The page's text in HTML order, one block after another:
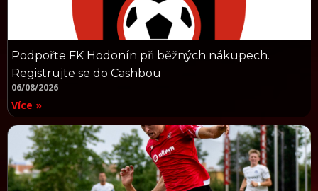
Podpořte FK Hodonín při běžných nákupech.
Registrujte se do Cashbou
06/08/2026
Více »